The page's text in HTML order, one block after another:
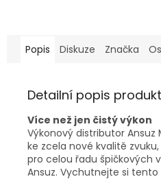
Popis Diskuze Značka
Detailní popis
Více než jen čistý výkon
Výkonový distributor Ansuz
ke zcela nové kvalitě
pro celou řadu špičkových
Ansuz. Vychutnejte si